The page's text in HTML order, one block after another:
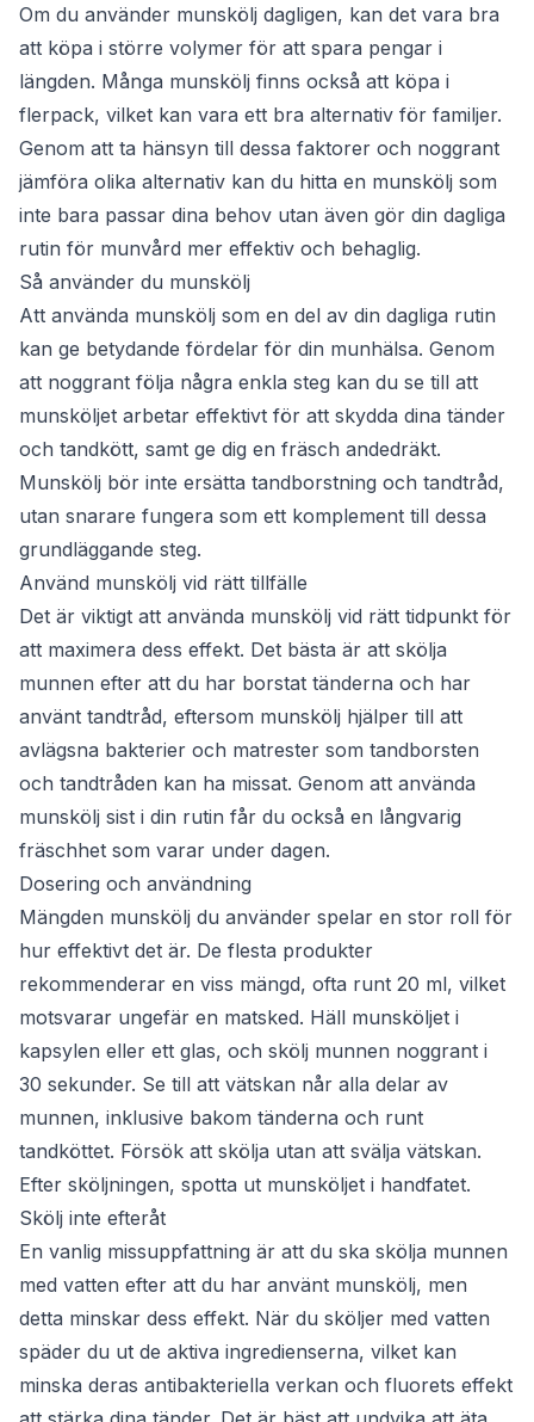
Om du använder munskölj dagligen, kan det vara bra
att köpa i större volymer för att spara pengar i
längden. Många munskölj finns också att köpa i
flerpack, vilket kan vara ett bra alternativ för familjer.
Genom att ta hänsyn till dessa faktorer och noggrant
jämföra olika alternativ kan du hitta en munskölj som
inte bara passar dina behov utan även gör din dagliga
rutin för munvård mer effektiv och behaglig.
Så använder du munskölj
Att använda munskölj som en del av din dagliga rutin
kan ge betydande fördelar för din munhälsa. Genom
att noggrant följa några enkla steg kan du se till att
munsköljet arbetar effektivt för att skydda dina tänder
och tandkött, samt ge dig en fräsch andedräkt.
Munskölj bör inte ersätta tandborstning och tandtråd,
utan snarare fungera som ett komplement till dessa
grundläggande steg.
Använd munskölj vid rätt tillfälle
Det är viktigt att använda munskölj vid rätt tidpunkt för
att maximera dess effekt. Det bästa är att skölja
munnen efter att du har borstat tänderna och har
använt tandtråd, eftersom munskölj hjälper till att
avlägsna bakterier och matrester som tandborsten
och tandtråden kan ha missat. Genom att använda
munskölj sist i din rutin får du också en långvarig
fräschhet som varar under dagen.
Dosering och användning
Mängden munskölj du använder spelar en stor roll för
hur effektivt det är. De flesta produkter
rekommenderar en viss mängd, ofta runt 20 ml, vilket
motsvarar ungefär en matsked. Häll munsköljet i
kapsylen eller ett glas, och skölj munnen noggrant i
30 sekunder. Se till att vätskan når alla delar av
munnen, inklusive bakom tänderna och runt
tandköttet. Försök att skölja utan att svälja vätskan.
Efter sköljningen, spotta ut munsköljet i handfatet.
Skölj inte efteråt
En vanlig missuppfattning är att du ska skölja munnen
med vatten efter att du har använt munskölj, men
detta minskar dess effekt. När du sköljer med vatten
späder du ut de aktiva ingredienserna, vilket kan
minska deras antibakteriella verkan och fluorets effekt